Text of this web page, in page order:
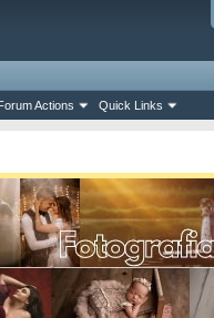
Actions Quick Links